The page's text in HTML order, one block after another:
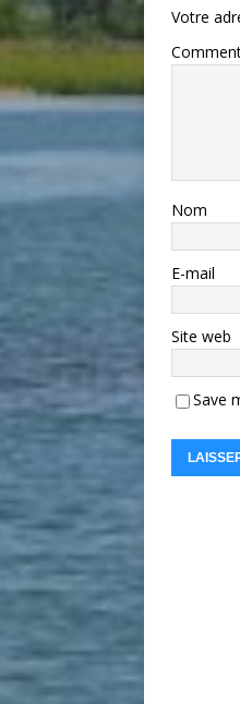
Votre
Nom
E-mail
Site web
Save